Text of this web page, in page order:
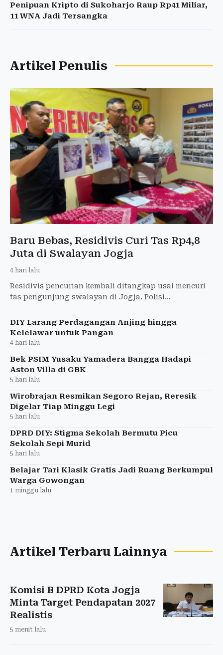
Penipuan Kripto di Sukoharjo Raup Rp41 Miliar,
11 WNA Jadi Tersangka
Artikel Penulis
Baru Bebas, Residivis Curi Tas Rp4,8
Juta di Swalayan Jogja
4 hari lalu
Residivis pencurian kembali ditangkap usai mencuri
tas pengunjung swalayan di Jogja. Polisi
DIY Larang Perdagangan Anjing hingga
Kelelawar untuk Pangan
4 hari lalu
Bek PSIM Yusaku Yamadera Bangga Hadapi
Aston Villa di GBK
5 hari lalu
Wirobrajan Resmikan Segoro Rejan, Reresik
Digelar Tiap Minggu Legi
5 hari lalu
DPRD DIY: Stigma Sekolah Bermutu Picu
Sekolah Sepi Murid
5 hari lalu
Belajar Tari Klasik Gratis Jadi Ruang Berkumpul
Warga Gowongan
1 minggu lalu
Artikel Terbaru Lainnya
Komisi B DPRD Kota Jogja
Minta Target Pendapatan 2027
Realistis
5 menit lalu